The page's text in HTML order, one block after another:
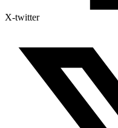
X-twitter